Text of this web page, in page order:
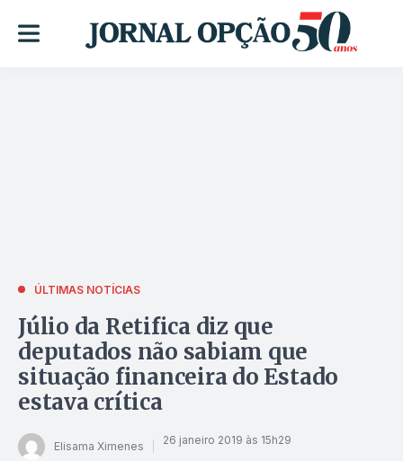
ÚLTIMAS NOTÍCIAS
Júlio da Retifica diz que
deputados não sabiam que
situação financeira do Estado
estava crítica
Elisama Ximenes 26 janeiro 2019 às 15h29